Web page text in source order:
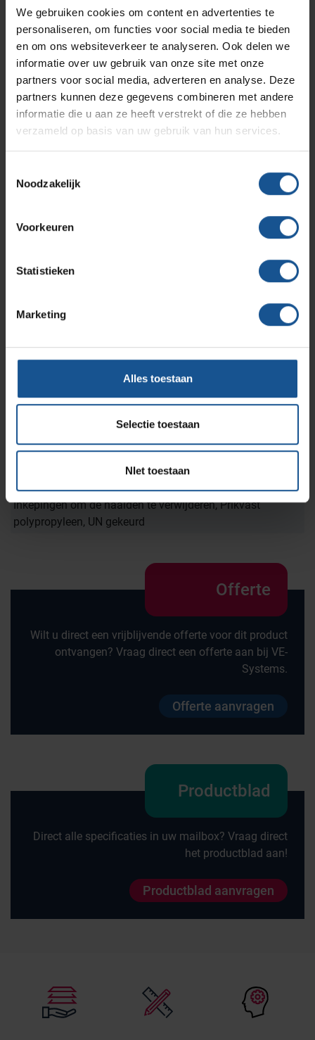
We gebruiken cookies om content en advertenties te
personaliseren, om functies voor social media te bieden
en om ons websiteverkeer te analyseren. Ook delen we
informatie over uw gebruik van onze site met onze
partners voor social media, adverteren en analyse. Deze
partners kunnen deze gegevens combineren met andere
informatie die u aan ze heeft verstrekt of die ze hebben
verzameld op basis van uw gebruik van hun services.
Noodzakelijk
Voorkeuren
Statistieken
Marketing
Alles toestaan
Selectie toestaan
NIet toestaan
Branche
Afvalinzamelaars, Laboratoria, Ziekenhuizen en klinieken,
Zorginstellingen
Breedte
190 x 190
Duurzaam
Duurzaam geproduceerd
Gewicht
Hoogte
Inhoud
Materiaal
Merk
Onderdeel van
Voordelen
Bij verbranding komen geen schadelijke stoffen vrij,
Eenvoudig in gebruik, Indicatie voor maximaal vulniveau,
Inkepingen om de naalden te verwijderen, Prikvast
polypropyleen, UN gekeurd
Offerte
Wilt u direct een vrijblijvende offerte voor dit product
ontvangen? Vraag direct een offerte aan bij VE-
Systems.
Offerte aanvragen
Productblad
Direct alle specificaties in uw mailbox? Vraag direct
het productblad aan!
Productblad aanvragen
Solutions
Productlijnen
Medische afvalverpakkingen
Assortiment
Onze merken
Hammerlit
Septodry
Metro
Contact
Ons team
Klantcases